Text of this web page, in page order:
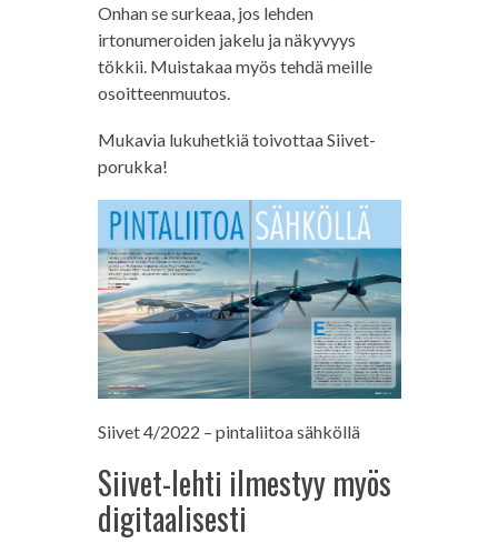
Onhan se surkeaa, jos lehden
irtonumeroiden jakelu ja näkyvyys
tökkii. Muistakaa myös tehdä meille
osoitteenmuutos.
Mukavia lukuhetkiä toivottaa Siivet-
porukka!
Siivet 4/2022 – pintaliitoa sähköllä
Siivet-lehti ilmestyy myös
digitaalisesti